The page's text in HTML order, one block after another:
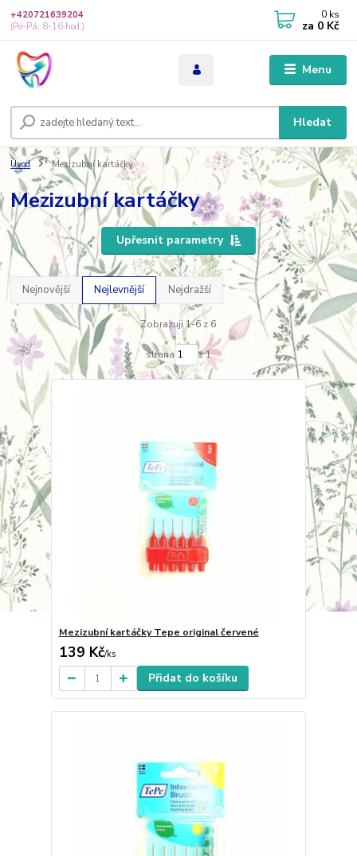
Menu
Hledat
+420721639204
(Po-Pá, 8-16 hod.)
0 ks
za 0 Kč
Úvod Mezizubní kartáčky
Mezizubní kartáčky
Upřesnit parametry
Nejnovější Nejlevnější Nejdražší
Zobrazuji 1-6 z 6
strana z 1
Mezizubní kartáčky Tepe original červené
139 Kč/ks
Přidat do košíku